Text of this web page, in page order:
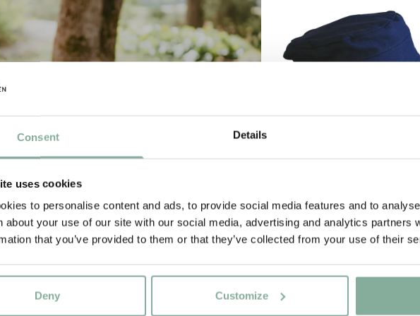
Consent Details
uses cookies
to personalise content and ads, to provide social media features and to
about your use of our site with our social media, advertising and analytics partners
that you’ve provided to them or that they’ve collected from your use of their
Deny Customize
IN DEN WARENKORB
Mütze Michel aus
MICHEL AUS
18.90 EUR
Abonnieren Sie unseren Newsletter und erhalten
Sie 10 % Rabatt!
Einkauf!
JETZT MITGLIED WERDEN